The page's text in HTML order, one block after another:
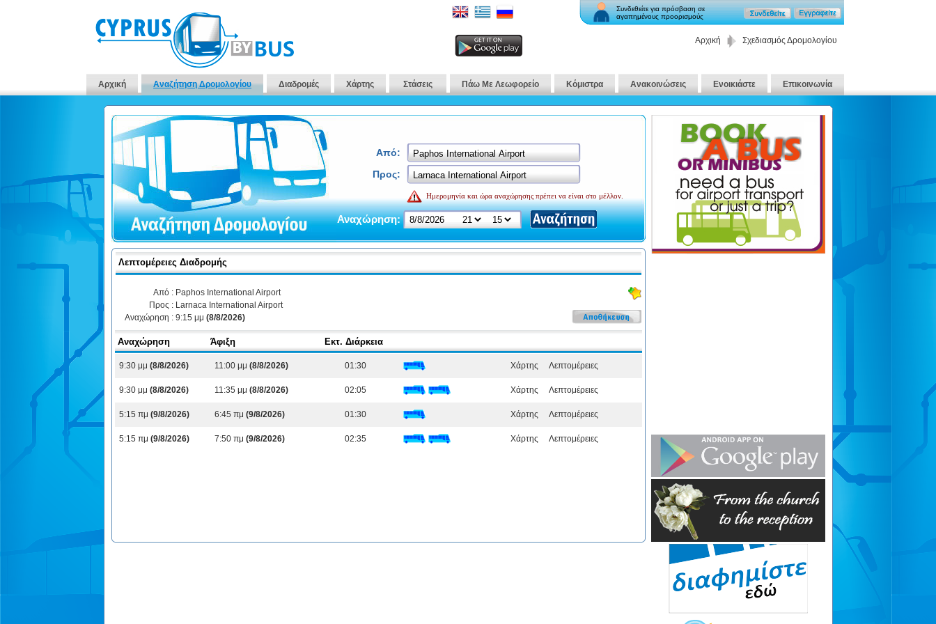
Συνδεθείτε για πρόσβαση σε
αγαπημένους προορισμούς
Αρχική Σχεδιασμός Δρομολογίου
Αρχική Αναζήτηση Δρομολογίου Διαδρομές Χάρτης Στάσεις Πάω Με Λεωφορείο Κόμιστρα Ανακοινώσεις Ενοικιάστε Επικοινωνία
Από:
Προς:
Ημερομηνία και ώρα αναχώρησης πρέπει να είναι στο μέλλον.
Αναχώρηση:
Λεπτομέρειες Διαδρομής
Από : Paphos International Airport
Προς : Larnaca International Airport
Αναχώρηση : 9:15 μμ (8/8/2026)
Αναχώρηση Άφιξη Εκτ. Διάρκεια
9:30 μμ (8/8/2026) 11:00 μμ (8/8/2026) 01:30 Χάρτης Λεπτομέρειες
9:30 μμ (8/8/2026) 11:35 μμ (8/8/2026) 02:05 Χάρτης Λεπτομέρειες
5:15 πμ (9/8/2026) 6:45 πμ (9/8/2026) 01:30 Χάρτης Λεπτομέρειες
5:15 πμ (9/8/2026) 7:50 πμ (9/8/2026) 02:35 Χάρτης Λεπτομέρειες